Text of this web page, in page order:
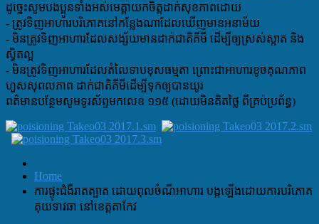
ដូច្នេះសូមបងប្អូនទាំងអស់មេត្តាយកចិត្តដាក់សុខភាពដោយ
- ត្រូវទិញអាហារបរិភោគនៅកន្លែងណាដែលឃើញមានអនាម័យ
- មិនត្រូវទិញអាហារដែលសង្ស័យមានដាក់ជាតិគីមី ដើម្បីឲ្យស្រស់ស្អាត និង
ស្វិតល្អ
- មិនត្រូវទិញអាហារដែលតំលៃទាបខុសធម្មតា ព្រោះជាអាហារខូចគុណភាព
ហួសសុពលភាព ដាក់ជាតិគីមីដើម្បីទុកឲ្យបានយូរ
ពត៌មានបន្ថែមសូមទូរស័ព្ទមកលេខ ១១៥ (ដោយមិនគិតថ្លៃ ពីគ្រប់ប្រព័ន្ធ)
Home
ការផ្ទុះជំងឺរាតត្បាត ដោយពុលចំណីអាហារ បង្កឡើងដោយការបរិភោគ
គុយទាវឆា នៅខេត្តតាកែវ